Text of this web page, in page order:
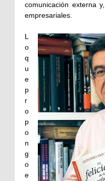
comunicación externa
empresariales.
L
o
q
u
e
p
r
o
p
o
n
g
o
e